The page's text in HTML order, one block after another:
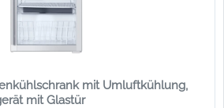
mit Umluftkühlung,
mit Glastür